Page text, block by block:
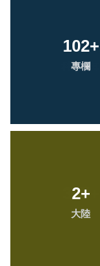
102+
專欄
2+
大陸